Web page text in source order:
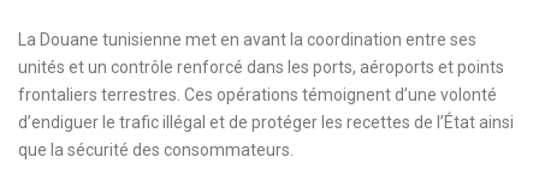
La Douane tunisienne met en avant la coordination entre ses
unités et un contrôle renforcé dans les ports, aéroports et points
frontaliers terrestres. Ces opérations témoignent d’une volonté
d’endiguer le trafic illégal et de protéger les recettes de l’État ainsi
que la sécurité des consommateurs.